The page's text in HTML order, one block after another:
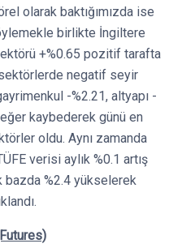
olarak baktığımızda ise
birlikte İngiltere
+%0.65 pozitif tarafta
negatif seyir
-%2.21, altyapı -
kaybederek günü en
oldu. Aynı zamanda
verisi aylık %0.1 artış
bazda %2.4 yükselerek